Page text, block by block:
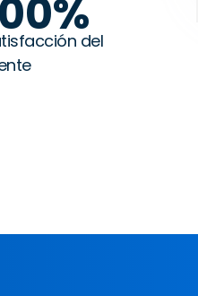
del